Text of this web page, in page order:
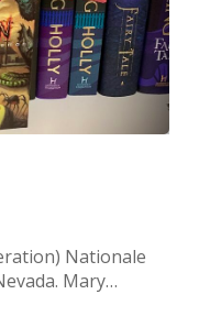
Nationale
Mary…